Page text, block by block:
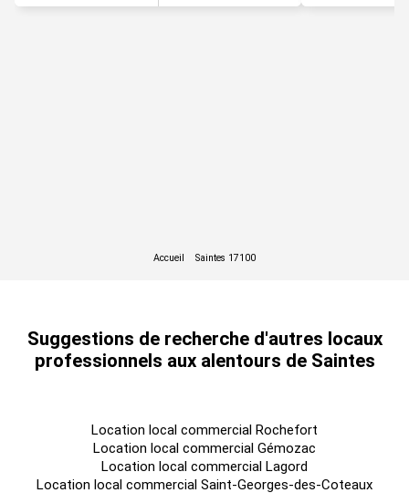
Suggestions de recherche d'autres locaux
professionnels aux alentours de Saintes
Location local commercial Rochefort
Location local commercial Gémozac
Location local commercial Lagord
Location local commercial Saint-Georges-des-Coteaux